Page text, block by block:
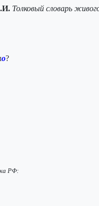
Толковый словарь
о?
РФ: